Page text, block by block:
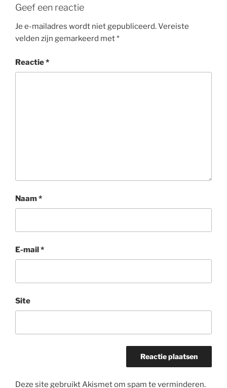
Geef een reactie
Je e-mailadres wordt niet gepubliceerd.Vereiste
velden zijn gemarkeerd met*
Reactie*
Naam*
E-mail*
Site
Deze site gebruikt Akismet om spam te verminderen.